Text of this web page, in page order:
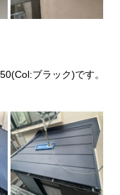
ブラック)です。